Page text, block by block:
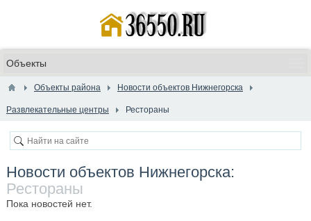
Объекты района Новости объектов Нижнегорска
Развлекательные центры Рестораны
Новости объектов Нижнегорска:
Рестораны
Пока новостей нет.